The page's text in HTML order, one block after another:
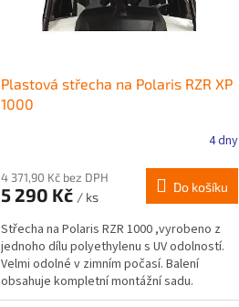
Plastová střecha na Polaris RZR XP
1000
4 dny
4 371,90 Kč bez DPH
5 290 Kč / ks
Do košíku
Střecha na Polaris RZR 1000 ,vyrobeno z
jednoho dílu polyethylenu s UV odolností.
Velmi odolné v zimním počasí. Balení
obsahuje kompletní montážní sadu.